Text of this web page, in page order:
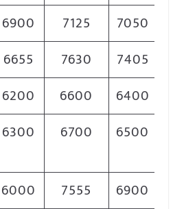
6900 7125
7050
6655 7630
7405
6200 6600
6400
6300 6700 6500
6000 7555
6900